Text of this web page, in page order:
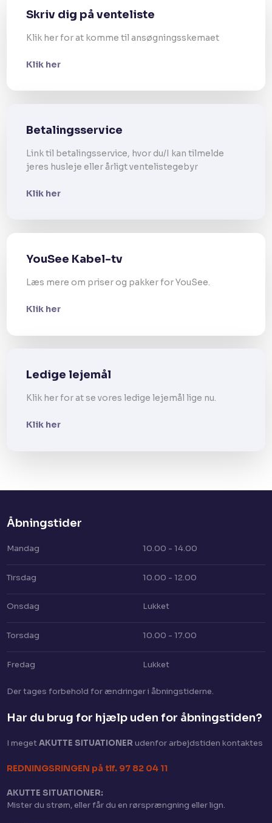
Skriv dig på venteliste
Klik her for at komme til ansøgningsskemaet
Klik her
Betalingsservice
Link til betalingsservice, hvor du/I kan tilmelde
jeres husleje eller årligt ventelistegebyr​
Klik her
YouSee Kabel-tv
Læs mere om priser og pakker for YouSee.
Klik her
Ledige lejemål
Klik her for at se vores ledige lejemål lige nu.
Klik her
Åbningstider​
Mandag 10.00 - 14.00
Tirsdag 10.00 - 12.00
Onsdag Lukket
Torsdag 10.00 - 17.00
Fredag Lukket
Der tages for​behold for ændringer i åbningstiderne.
Har du brug for hjælp uden for åbningstiden?​
I megetAKUTTE SITUATIONER​ udenfor arbejdstiden kontaktes
​REDNINGSRINGEN på tlf. 97 82 04 11
AKUTTE SITUATIONER:
Mister du strøm, eller får du en rørsprængning eller lign.